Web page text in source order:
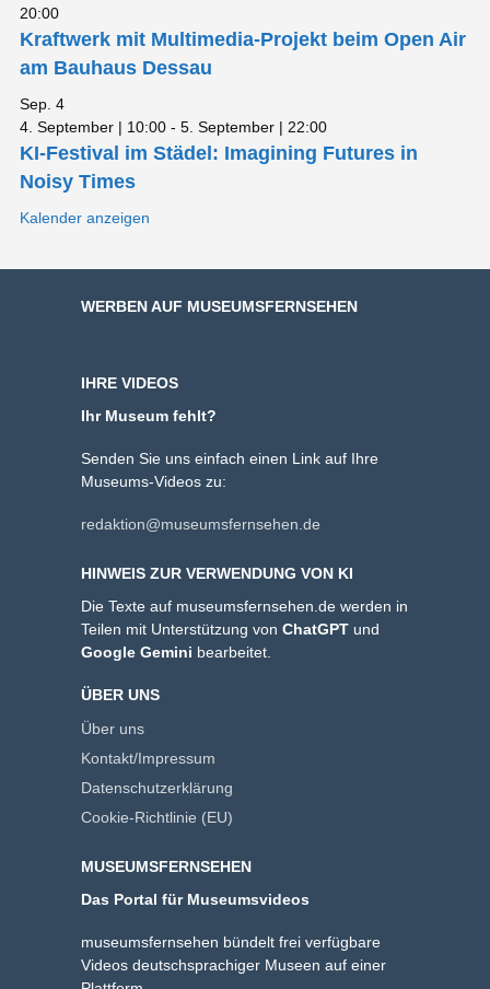
20:00
Kraftwerk mit Multimedia-Projekt beim Open Air
am Bauhaus Dessau
Sep. 4
4. September | 10:00 - 5. September | 22:00
KI-Festival im Städel: Imagining Futures in
Noisy Times
Kalender anzeigen
WERBEN AUF MUSEUMSFERNSEHEN
IHRE VIDEOS
Ihr Museum fehlt?
Senden Sie uns einfach einen Link auf Ihre
Museums-Videos zu:
redaktion@museumsfernsehen.de
HINWEIS ZUR VERWENDUNG VON KI
Die Texte auf museumsfernsehen.de werden in
Teilen mit Unterstützung von ChatGPT und
Google Gemini bearbeitet.
ÜBER UNS
Über uns
Kontakt/Impressum
Datenschutzerklärung
Cookie-Richtlinie (EU)
MUSEUMSFERNSEHEN
Das Portal für Museumsvideos
museumsfernsehen bündelt frei verfügbare
Videos deutschsprachiger Museen auf einer